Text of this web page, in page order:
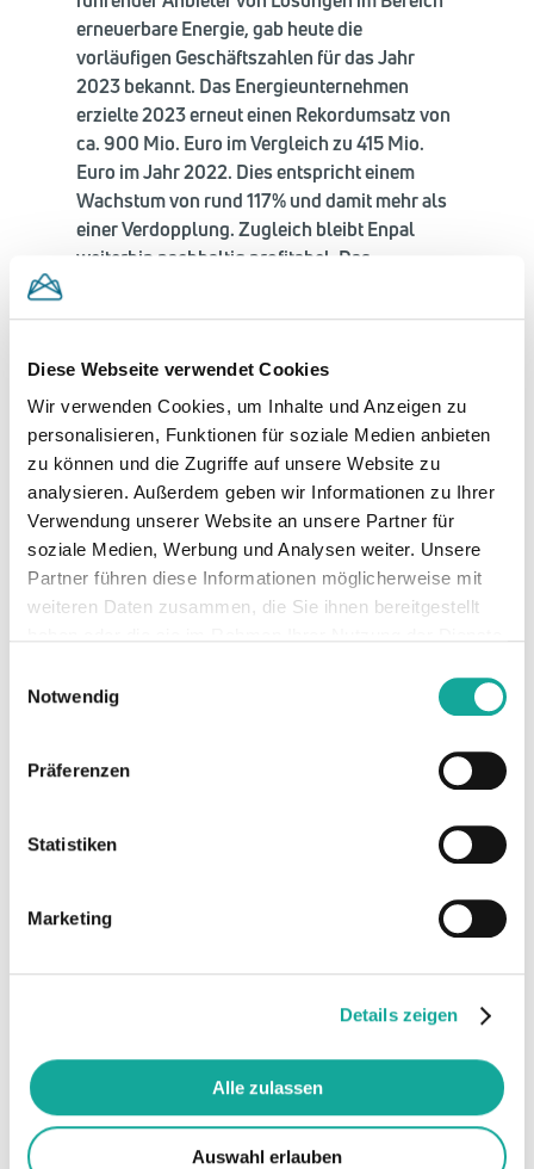
Diese Webseite verwendet Cookies
Wir verwenden Cookies, um Inhalte und Anzeigen zu
personalisieren, Funktionen für soziale Medien anbieten
zu können und die Zugriffe auf unsere Website zu
analysieren. Außerdem geben wir Informationen zu Ihrer
Verwendung unserer Website an unsere Partner für
soziale Medien, Werbung und Analysen weiter. Unsere
Partner führen diese Informationen möglicherweise mit
weiteren Daten zusammen, die Sie ihnen bereitgestellt
Notwendig
Präferenzen
Statistiken
Marketing
Details zeigen
Alle zulassen
Auswahl erlauben
erneuerbare Energie, gab heute die
vorläufigen Geschäftszahlen für das Jahr
2023 bekannt. Das Energieunternehmen
erzielte 2023 erneut einen Rekordumsatz von
ca. 900 Mio. Euro im Vergleich zu 415 Mio.
Euro im Jahr 2022. Dies entspricht einem
Wachstum von rund 117% und damit mehr als
einer Verdopplung. Zugleich bleibt Enpal
weiterhin nachhaltig profitabel. Das
Zukäufe, und nur auf den deutschen Markt
Mit über 30.000 neuen Kundinnen und
Kunden festigt Enpal seine Position als
Marktführer für private Solaranlagen in
Deutschland. Mit über 1.000 neu installierten
Wärmepumpen gelang zudem der
erfolgreiche Einstieg in den Wärmemarkt.
Zudem installierte Enpal über 20.000
intelligente Stromzähler, sogenannte Smart
Mario Kohle, Gründer und CEO von Enpal:
„Unsere innovative Komplettlösung für Solar,
bedanken uns bei unseren Kundinnen und
Europa. Unser Ziel bleibt, bis 2030 eine
Deutschland bietet Enpal die Solaranlage als
Komplettlösung mit Speicher, Wallbox,
Wärmepumpe, Smart Meter und intelligentem
Energiemanager aus einer Hand als One-
Stop-Shop für erneuerbare Energie für das
Eigenheim. Kernstück ist der selbst
entwickelte und mehrfach preisgekrönte